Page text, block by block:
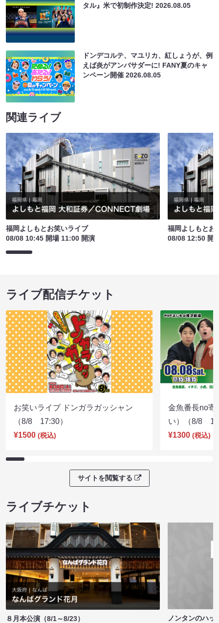
タル』米で初制作決定!2026.08.05
ドンデコルテ、マユリカ、紅しょうが、例
えば炎がアンバサダーに! FANY夏のキャ
ンペーン開催2026.08.05
関連ライブ
福岡よしもとお笑いライブ
08/08 10:45 開場 11:00 開演
福岡よしもとお
08/08 12:50 開
ライブ配信チケット
お笑いライブ ドンガラガッシャン
（8/8 17:30）
¥1500 (税込)
金魚番長no寄
い）（8/8
¥1300 (税込)
サイトを閲覧する
ライブチケット
８月本公演（8/1～8/23）
ノンタンのハッ